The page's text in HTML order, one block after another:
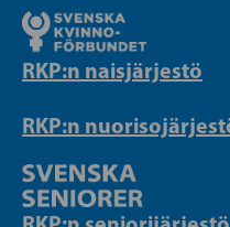
RKP:n naisjärjestö
RKP:n